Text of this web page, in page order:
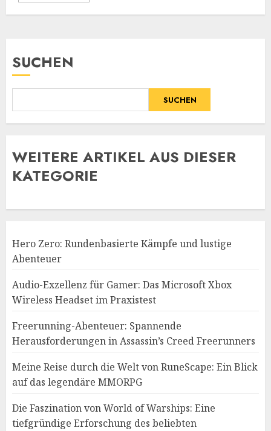
SUCHEN
SUCHEN
WEITERE ARTIKEL AUS DIESER
KATEGORIE
Hero Zero: Rundenbasierte Kämpfe und lustige
Abenteuer
Audio-Exzellenz für Gamer: Das Microsoft Xbox
Wireless Headset im Praxistest
Freerunning-Abenteuer: Spannende
Herausforderungen in Assassin’s Creed Freerunners
Meine Reise durch die Welt von RuneScape: Ein Blick
auf das legendäre MMORPG
Die Faszination von World of Warships: Eine
tiefgründige Erforschung des beliebten